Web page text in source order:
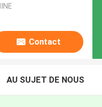
Contact
AU SUJET DE NOUS